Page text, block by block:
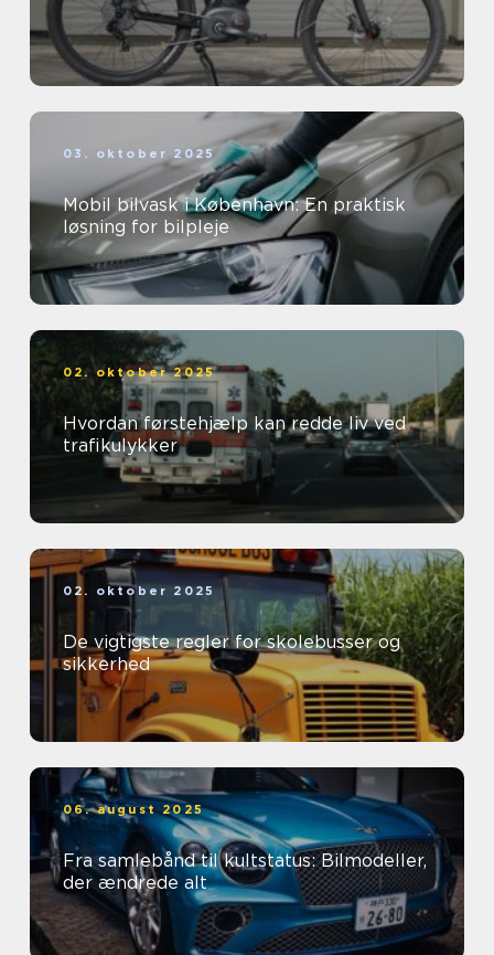
03. oktober 2025
Mobil bilvask i København: En praktisk
løsning for bilpleje
02. oktober 2025
Hvordan førstehjælp kan redde liv ved
trafikulykker
02. oktober 2025
De vigtigste regler for skolebusser og
sikkerhed
06. august 2025
Fra samlebånd til kultstatus: Bilmodeller,
der ændrede alt